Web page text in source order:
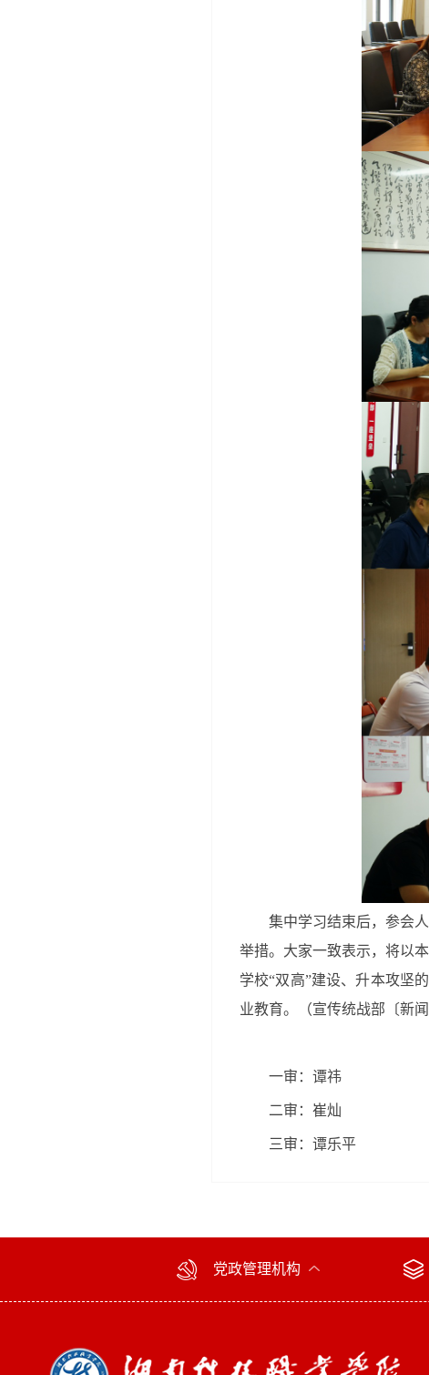
集中学习结束后，参会
举措。大家一致表示，将以
学校“双高”建设、升本攻坚
业教育。（宣传统战部〔新闻
一审：谭祎
二审：崔灿
三审：谭乐平
党政管理机构